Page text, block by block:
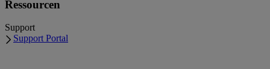
Ressourcen
Support
Support Portal